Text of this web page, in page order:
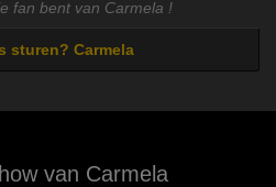
fan bent van Carmela !
sturen? Carmela
van Carmela